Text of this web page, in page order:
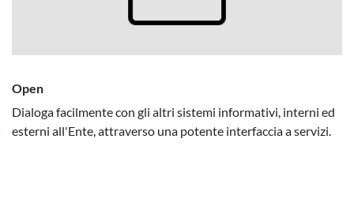
Open
Dialoga facilmente con gli altri sistemi informativi, interni ed
esterni all'Ente, attraverso una potente interfaccia a servizi.